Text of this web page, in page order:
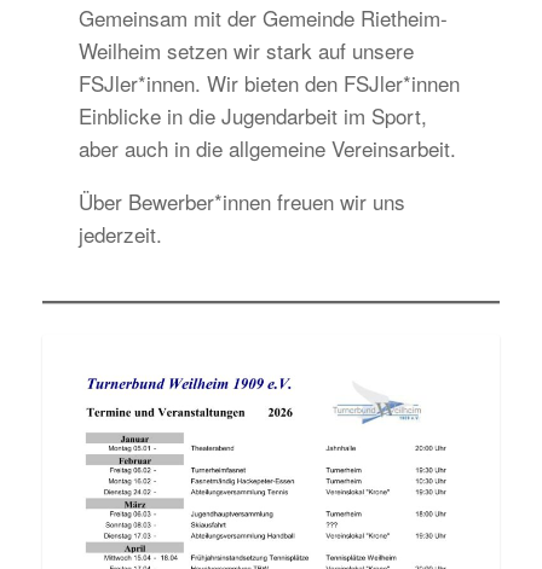
Gemeinsam mit der Gemeinde Rietheim-
Weilheim setzen wir stark auf unsere
FSJler*innen. Wir bieten den FSJler*innen
Einblicke in die Jugendarbeit im Sport,
aber auch in die allgemeine Vereinsarbeit.
Über Bewerber*innen freuen wir uns
jederzeit.